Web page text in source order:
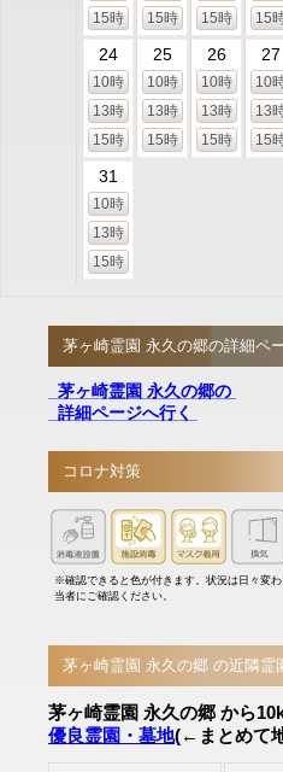
15時
15時
15時
15
24
10時
13時
15時
25
10時
13時
15時
26
10時
13時
15時
27
10
13
15
31
10時
13時
15時
茅ヶ崎霊園 永久の郷の詳細ペ
茅ヶ崎霊園 永久の郷の
詳細ページへ行く
コロナ対策
※確認できると色が付きます。状況は日々変わ
当者にご確認ください。
茅ヶ崎霊園 永久の郷 の近隣霊
茅ヶ崎霊園 永久の郷 から
優良霊園・墓地(←まとめて